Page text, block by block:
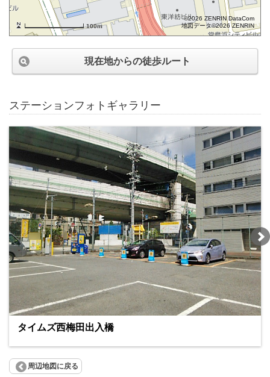
100m
©2026 ZENRIN DataCom
地図データ©2026 ZENRIN
現在地からの徒歩ルート
ステーションフォトギャラリー
タイムズ西梅田出入橋
周辺地図に戻る